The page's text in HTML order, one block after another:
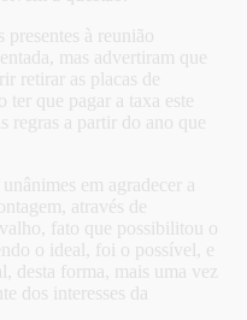
presentes à reunião
mas advertiram que
retirar as placas de
ter que pagar a taxa este
regras a partir do ano que
em agradecer a
através de
fato que possibilitou o
o ideal, foi o possível, e
desta forma, mais uma vez
dos interesses da